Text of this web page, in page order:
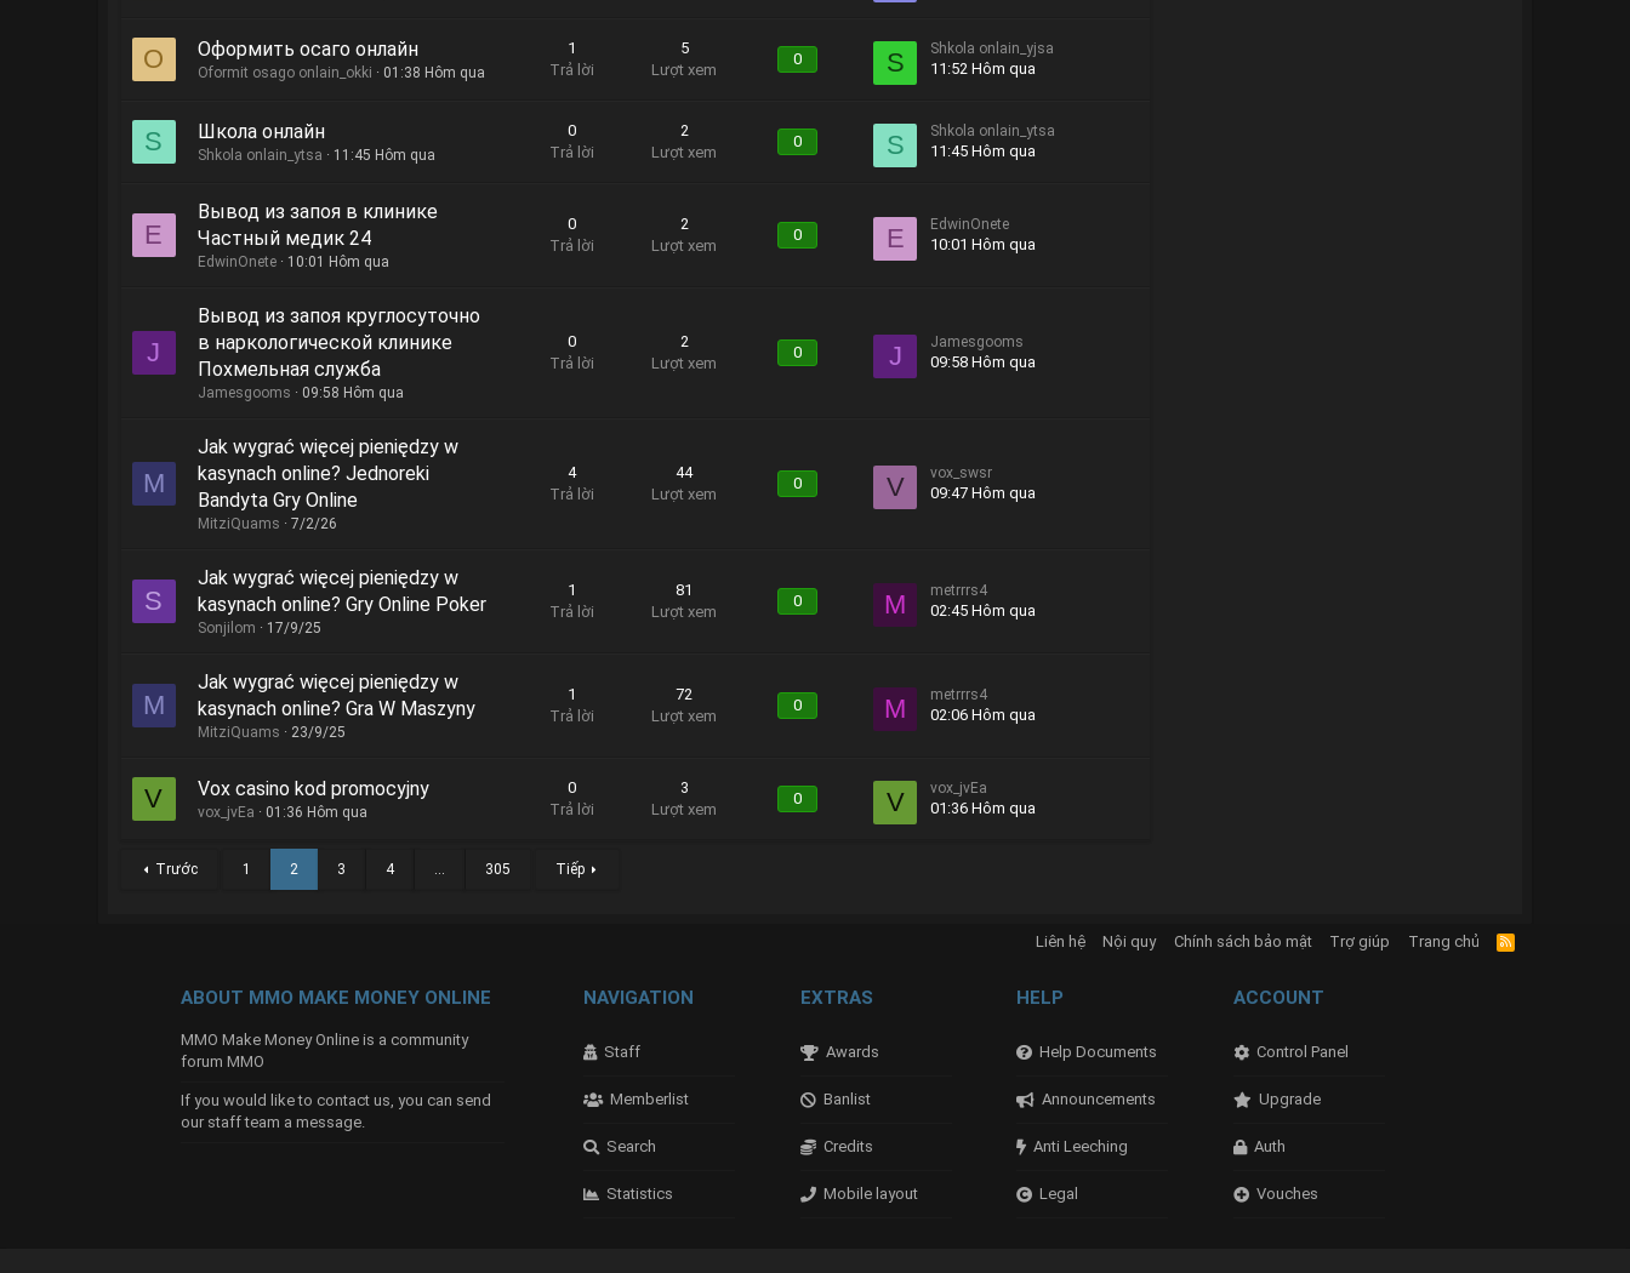
O Оформить осаго онлайн
Oformit osago onlain_okki 01:38 Hôm qua
1
Trả lời
5
Lượt xem
0 S Shkola onlain_yjsa
11:52 Hôm qua
S Школа онлайн
Shkola onlain_ytsa 11:45 Hôm qua
0
Trả lời
2
Lượt xem
0 S Shkola onlain_ytsa
11:45 Hôm qua
E
Вывод из запоя в клинике
Частный медик 24
EdwinOnete 10:01 Hôm qua
0
Trả lời
2
Lượt xem
0 E EdwinOnete
10:01 Hôm qua
J
Вывод из запоя круглосуточно
в наркологической клинике
Похмельная служба
Jamesgooms 09:58 Hôm qua
0
Trả lời
2
Lượt xem
0 J Jamesgooms
09:58 Hôm qua
M
Jak wygrać więcej pieniędzy w
kasynach online? Jednoreki
Bandyta Gry Online
MitziQuams 7/2/26
4
Trả lời
44
Lượt xem
0 V vox_swsr
09:47 Hôm qua
S
Jak wygrać więcej pieniędzy w
kasynach online? Gry Online Poker
Sonjilom 17/9/25
1
Trả lời
81
Lượt xem
0 M metrrrs4
02:45 Hôm qua
M
Jak wygrać więcej pieniędzy w
kasynach online? Gra W Maszyny
MitziQuams 23/9/25
1
Trả lời
72
Lượt xem
0 M metrrrs4
02:06 Hôm qua
V Vox casino kod promocyjny
vox_jvEa 01:36 Hôm qua
0
Trả lời
3
Lượt xem
0 V vox_jvEa
01:36 Hôm qua
Trước 1 2 3 4 … 305 Tiếp
Liên hệ Nội quy Chính sách bảo mật Trợ giúp Trang chủ
R
S
ABOUT MMO MAKE MONEY ONLINE
MMO Make Money Online is a community
forum MMO
If you would like to contact us, you can send
our staff team a message.
NAVIGATION
Staff
Memberlist
Search
Statistics
EXTRAS
Awards
Banlist
Credits
Mobile layout
HELP
Help Documents
Announcements
Anti Leeching
Legal
ACCOUNT
Control Panel
Upgrade
Auth
Vouches